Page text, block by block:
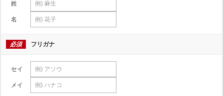
姓
名
必須 フリガナ
セイ
メイ